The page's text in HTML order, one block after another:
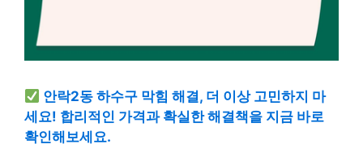
안락2동 하수구 막힘 해결, 더 이상 고민하지 마
세요! 합리적인 가격과 확실한 해결책을 지금 바로
확인해보세요.